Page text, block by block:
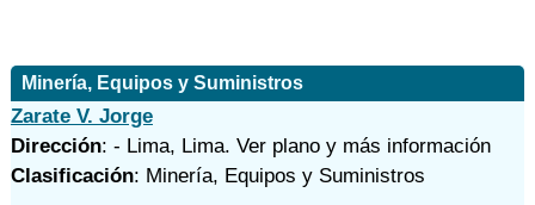
Minería, Equipos y Suministros
Zarate V. Jorge
Dirección: - Lima, Lima. Ver plano y más información
Clasificación: Minería, Equipos y Suministros